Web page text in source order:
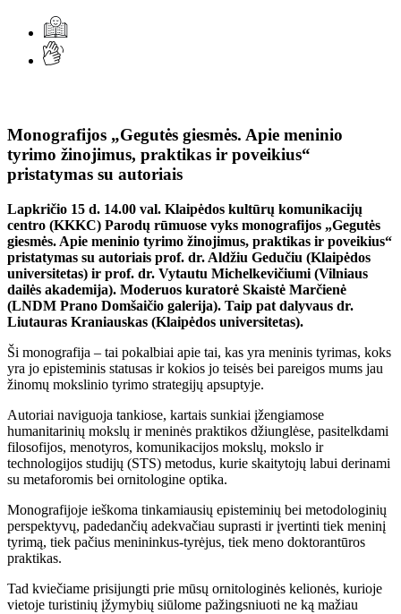
Monografijos „Gegutės giesmės. Apie meninio
tyrimo žinojimus, praktikas ir poveikius“
pristatymas su autoriais
Lapkričio 15 d. 14.00 val. Klaipėdos kultūrų komunikacijų
centro (KKKC) Parodų rūmuose vyks monografijos „Gegutės
giesmės. Apie meninio tyrimo žinojimus, praktikas ir poveikius“
pristatymas su autoriais prof. dr. Aldžiu Gedučiu (Klaipėdos
universitetas) ir prof. dr. Vytautu Michelkevičiumi (Vilniaus
dailės akademija). Moderuos kuratorė Skaistė Marčienė
(LNDM Prano Domšaičio galerija). Taip pat dalyvaus dr.
Liutauras Kraniauskas (Klaipėdos universitetas).
Ši monografija – tai pokalbiai apie tai, kas yra meninis tyrimas, koks
yra jo episteminis statusas ir kokios jo teisės bei pareigos mums jau
žinomų mokslinio tyrimo strategijų apsuptyje.
Autoriai naviguoja tankiose, kartais sunkiai įžengiamose
humanitarinių mokslų ir meninės praktikos džiunglėse, pasitelkdami
filosofijos, menotyros, komunikacijos mokslų, mokslo ir
technologijos studijų (STS) metodus, kurie skaitytojų labui derinami
su metaforomis bei ornitologine optika.
Monografijoje ieškoma tinkamiausių episteminių bei metodologinių
perspektyvų, padedančių adekvačiau suprasti ir įvertinti tiek meninį
tyrimą, tiek pačius menininkus-tyrėjus, tiek meno doktorantūros
praktikas.
Tad kviečiame prisijungti prie mūsų ornitologinės kelionės, kurioje
vietoje turistinių įžymybių siūlome pažingsniuoti ne ką mažiau